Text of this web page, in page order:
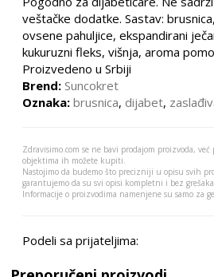
veštačke dodatke. Sastav:
ovsene pahuljice, ekspandirani
kukuruzni fleks, višnja, aroma
Proizvedeno u Srbiji
Brend: Suncokret
Oznaka: brusnica, dijabet,
Zdravisimo.com se ne bavi prodajom proizvoda,
objektima ih možete kupiti.
Nastojimo da budemo što precizniji u opisu svih
garantujemo da su svi opisi kompletni i bez
Informacije o proizvodima namenjene su samo za
Podeli sa prijateljima: